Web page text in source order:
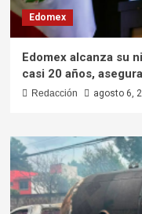
Edomex
Edomex alcanza su
casi 20 años,
Redacción agosto 6,